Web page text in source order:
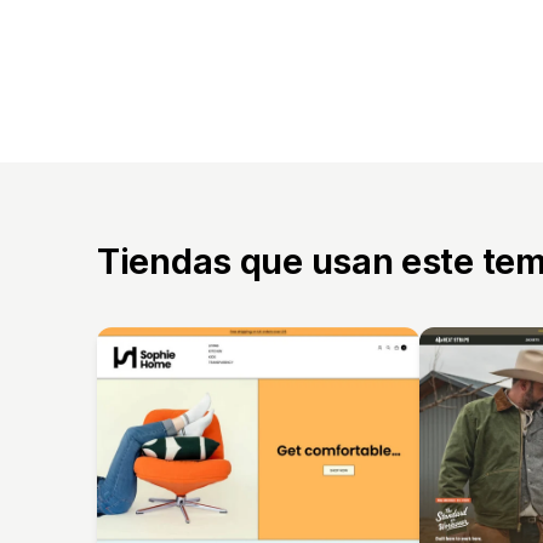
Tiendas que usan este